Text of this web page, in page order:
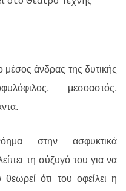
μέσος άνδρας της δυτικής
μεσοαστός,
στην ασφυκτικά
τη σύζυγό του για να
ότι του οφείλει η